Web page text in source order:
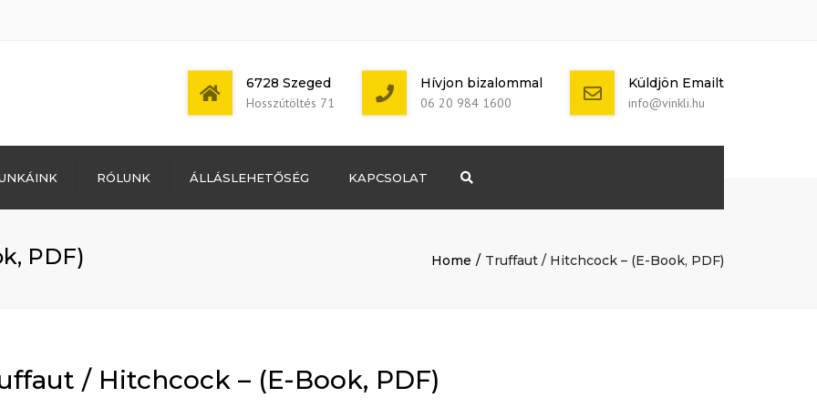
Bejegyzések
WordPress
Mon - Sat: 7:00 -
+ 386 40 111
6728 Szeged
Hosszútöltés 71
Hívjon bizalommal
06 20 984 1600
Küldjön Emailt
info@vinkli.hu
RÓLUNK ÁLLÁSLEHETŐSÉG KAPCSOLAT
PDF) Home Truffaut / Hitchcock – (E-Book, PDF)
/ Hitchcock – (E-Book, PDF)